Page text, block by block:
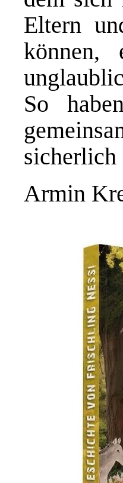
Eltern
können,
So
sicherlich
Armin